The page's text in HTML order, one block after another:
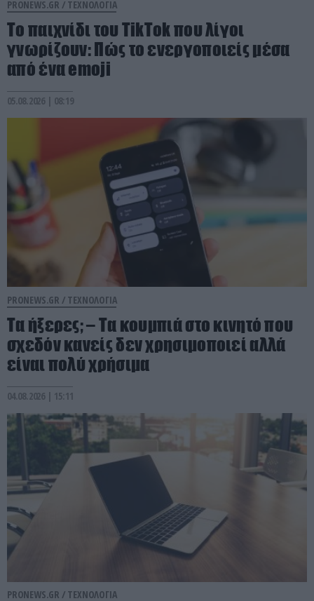
PRONEWS.GR / ΤΕΧΝΟΛΟΓΙΑ
Το παιχνίδι του TikTok που λίγοι
γνωρίζουν: Πώς το ενεργοποιείς μέσα
από ένα emoji
05.08.2026 | 08:19
PRONEWS.GR / ΤΕΧΝΟΛΟΓΙΑ
Τα ήξερες; – Τα κουμπιά στο κινητό που
σχεδόν κανείς δεν χρησιμοποιεί αλλά
είναι πολύ χρήσιμα
04.08.2026 | 15:11
PRONEWS.GR / ΤΕΧΝΟΛΟΓΙΑ